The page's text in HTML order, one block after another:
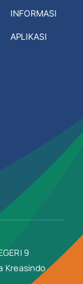
INFORMASI
APLIKASI
9
Kreasindo